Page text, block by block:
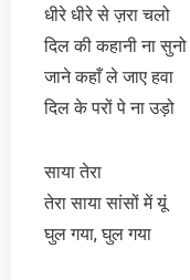
धीरे धीरे से ज़रा चलो
दिल की कहानी ना सुनो
जाने कहाँ ले जाए हवा
दिल के परों पे ना उड़ो
साया तेरा
तेरा साया सांसों में यूं
घुल गया, घुल गया